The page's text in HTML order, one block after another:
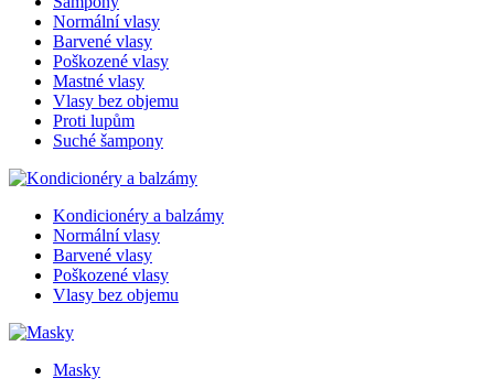
Normální vlasy
Barvené vlasy
Poškozené vlasy
Mastné vlasy
Vlasy bez objemu
Proti lupům
Suché šampony
Kondicionéry a balzámy
Normální vlasy
Barvené vlasy
Poškozené vlasy
Vlasy bez objemu
Masky